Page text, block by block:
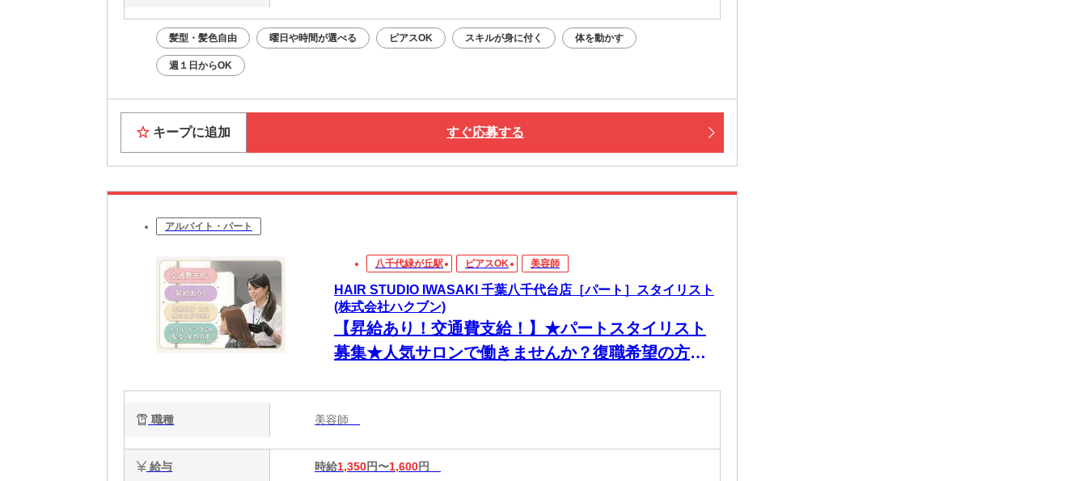
髪型・髪色自由 曜日や時間が選べる ピアスOK スキルが身に付く 体を動かす
週１日からOK
キープに追加 すぐ応募する
アルバイト・パート
八千代緑が丘駅 ピアスOK 美容師
HAIR STUDIO IWASAKI 千葉八千代台店［パート］スタイリスト
(株式会社ハクブン)
【昇給あり！交通費支給！】★パートスタイリスト
募集★人気サロンで働きませんか？復職希望の方大
職種 美容師
給与 時給1,350円〜1,600円